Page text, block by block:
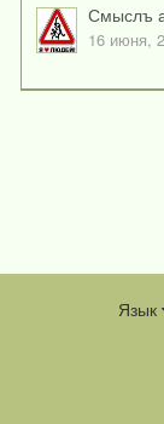
Смыслъ
16 июня,
Язык